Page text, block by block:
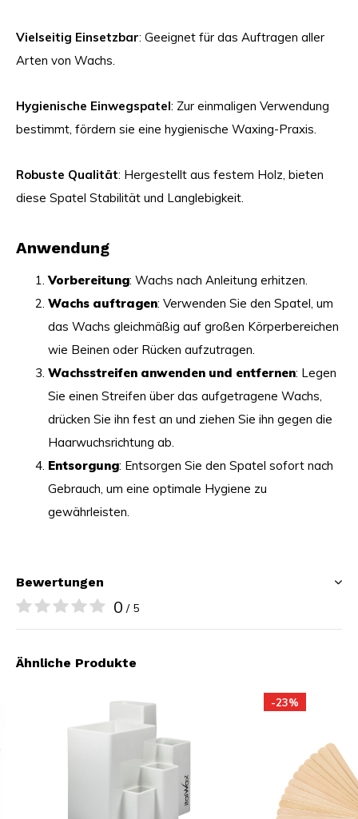
Vielseitig Einsetzbar: Geeignet für das Auftragen aller
Arten von Wachs.
Hygienische Einwegspatel: Zur einmaligen Verwendung
bestimmt, fördern sie eine hygienische Waxing-Praxis.
Robuste Qualität: Hergestellt aus festem Holz, bieten
diese Spatel Stabilität und Langlebigkeit.
Anwendung
Vorbereitung: Wachs nach Anleitung erhitzen.
Wachs auftragen: Verwenden Sie den Spatel, um
das Wachs gleichmäßig auf großen Körperbereichen
wie Beinen oder Rücken aufzutragen.
Wachsstreifen anwenden und entfernen: Legen
Sie einen Streifen über das aufgetragene Wachs,
drücken Sie ihn fest an und ziehen Sie ihn gegen die
Haarwuchsrichtung ab.
Entsorgung: Entsorgen Sie den Spatel sofort nach
Gebrauch, um eine optimale Hygiene zu
gewährleisten.
Bewertungen
0 / 5
Ähnliche Produkte
-23%